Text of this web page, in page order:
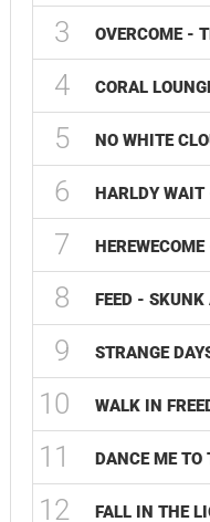
3 OVERCOME -
4 CORAL
5 NO WHITE
6 HARLDY WAIT
7
8 FEED -
9 STRANGE
10 WALK IN
11 DANCE ME TO
12 FALL IN THE